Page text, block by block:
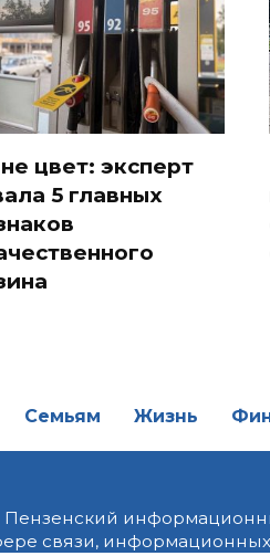
цвет: эксперт
5 главных
Семьям Жизнь
связи,